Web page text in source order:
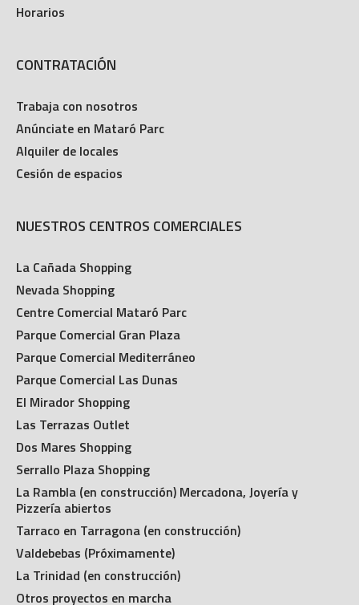
Horarios
CONTRATACIÓN
Trabaja con nosotros
Anúnciate en Mataró Parc
Alquiler de locales
Cesión de espacios
NUESTROS CENTROS COMERCIALES
La Cañada Shopping
Nevada Shopping
Centre Comercial Mataró Parc
Parque Comercial Gran Plaza
Parque Comercial Mediterráneo
Parque Comercial Las Dunas
El Mirador Shopping
Las Terrazas Outlet
Dos Mares Shopping
Serrallo Plaza Shopping
La Rambla (en construcción) Mercadona, Joyería y
Pizzería abiertos
Tarraco en Tarragona (en construcción)
Valdebebas (Próximamente)
La Trinidad (en construcción)
Otros proyectos en marcha